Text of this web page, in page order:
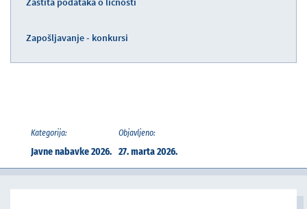
Zapošljavanje - konkursi
Kategorija:
Javne nabavke 2026.
Objavljeno:
27. marta 2026.